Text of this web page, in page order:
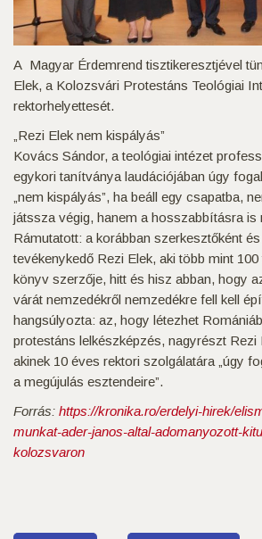
A Magyar Érdemrend tisztikeresztjével
Elek, a Kolozsvári Protestáns Teológiai
rektorhelyettesét.
„Rezi Elek nem kispályás”
Kovács Sándor, a teológiai intézet
egykori tanítványa laudációjában úgy
„nem kispályás”, ha beáll egy csapatba,
játssza végig, hanem a hosszabbításra is
Rámutatott: a korábban szerkesztőként
tevékenykedő Rezi Elek, aki több mint
könyv szerzője, hitt és hisz abban, hogy
várát nemzedékről nemzedékre fell kell
hangsúlyozta: az, hogy létezhet
protestáns lelkészképzés, nagyrészt Rezi
akinek 10 éves rektori szolgálatára „úgy
a megújulás esztendeire”.
Forrás: https://kronika.ro/erdelyi-hirek/
munkat-ader-janos-altal-adomanyozott-
kolozsvaron